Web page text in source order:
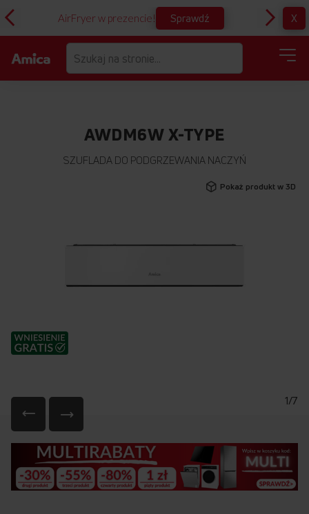
AirFryer w prezencie! Sprawdź X
AWDM6W X-TYPE
SZUFLADA DO PODGRZEWANIA NACZYŃ
Pokaż produkt w 3D
1/7
początek
galerii